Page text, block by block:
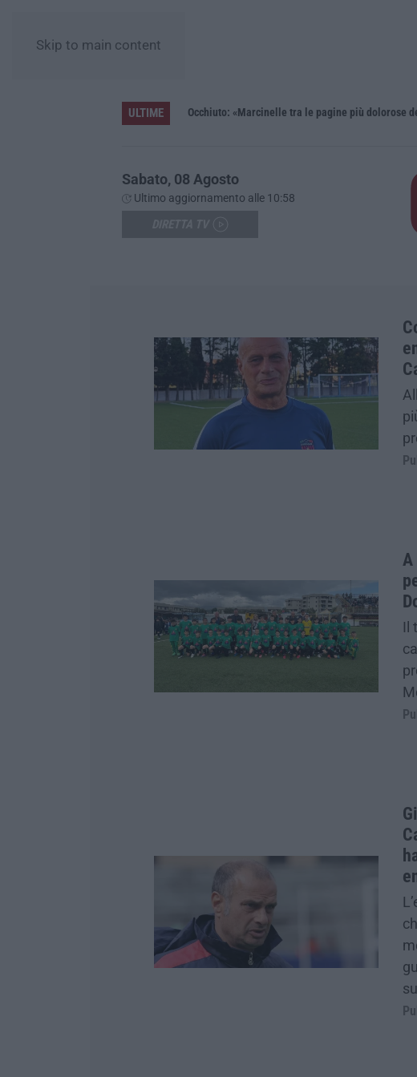
Skip to main content
ULTIME
Assegnati 199 milioni di euro Occhiuto: «Marcinelle tra le pagine più dolorose
Sabato, 08 Agosto
Ultimo aggiornamento alle 10:58
A
Il